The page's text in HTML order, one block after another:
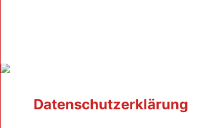
Datenschutzerklärung